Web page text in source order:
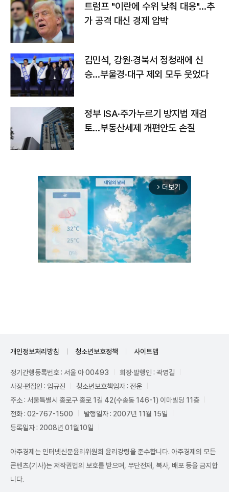
트럼프 "이란에 수위 낮춰 대응"…추
가 공격 대신 경제 압박
김민석, 강원·경북서 정청래에 신
승…부울경·대구 제외 모두 웃었다
정부 ISA·주가누르기 방지법 재검
토…부동산세제 개편안도 손질
arrow_forward_ios 더보기
개인정보처리방침 청소년보호정책 사이트맵
정기간행등록번호 : 서울 아 00493
회장·발행인 : 곽영길
사장·편집인 : 임규진
청소년보호책임자 : 전운
주소 : 서울특별시 종로구 종로 1길 42(수송동 146-1) 이마빌딩 11층
전화 : 02-767-1500
발행일자 : 2007년 11월 15일
등록일자 : 2008년 01월10일
아주경제는 인터넷신문윤리위원회 윤리강령을 준수합니다. 아주경제의 모든
콘텐츠(기사)는 저작권법의 보호를 받으며, 무단전재, 복사, 배포 등을 금지합
니다.